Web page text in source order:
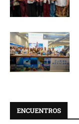
ENCUENTROS